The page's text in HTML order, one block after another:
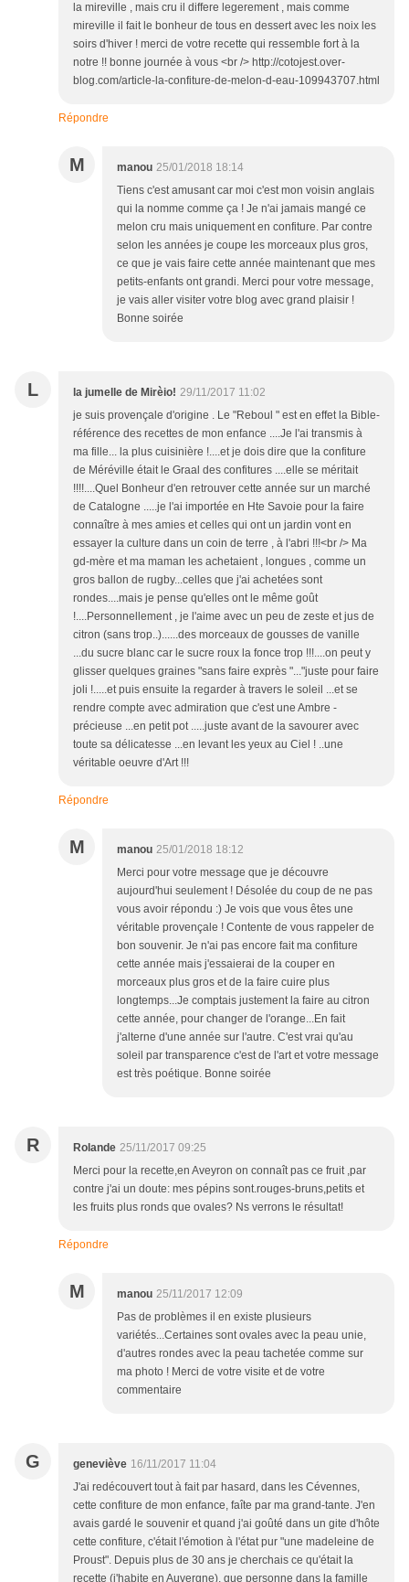
la mireville , mais cru il differe legerement , mais comme
mireville il fait le bonheur de tous en dessert avec les noix les
soirs d'hiver ! merci de votre recette qui ressemble fort à la
notre !! bonne journée à vous <br /> http://cotojest.over-
blog.com/article-la-confiture-de-melon-d-eau-109943707.html
Répondre
M manou 25/01/2018 18:14
Tiens c'est amusant car moi c'est mon voisin anglais
qui la nomme comme ça ! Je n'ai jamais mangé ce
melon cru mais uniquement en confiture. Par contre
selon les années je coupe les morceaux plus gros,
ce que je vais faire cette année maintenant que mes
petits-enfants ont grandi. Merci pour votre message,
je vais aller visiter votre blog avec grand plaisir !
Bonne soirée
L la jumelle de Mirèio! 29/11/2017 11:02
je suis provençale d'origine . Le "Reboul " est en effet la Bible-
référence des recettes de mon enfance ....Je l'ai transmis à
ma fille... la plus cuisinière !....et je dois dire que la confiture
de Méréville était le Graal des confitures ....elle se méritait
!!!!....Quel Bonheur d'en retrouver cette année sur un marché
de Catalogne .....je l'ai importée en Hte Savoie pour la faire
connaître à mes amies et celles qui ont un jardin vont en
essayer la culture dans un coin de terre , à l'abri !!!<br /> Ma
gd-mère et ma maman les achetaient , longues , comme un
gros ballon de rugby...celles que j'ai achetées sont
rondes....mais je pense qu'elles ont le même goût
!....Personnellement , je l'aime avec un peu de zeste et jus de
citron (sans trop..)......des morceaux de gousses de vanille
...du sucre blanc car le sucre roux la fonce trop !!!....on peut y
glisser quelques graines "sans faire exprès "..."juste pour faire
joli !.....et puis ensuite la regarder à travers le soleil ...et se
rendre compte avec admiration que c'est une Ambre -
précieuse ...en petit pot .....juste avant de la savourer avec
toute sa délicatesse ...en levant les yeux au Ciel ! ..une
véritable oeuvre d'Art !!!
Répondre
M manou 25/01/2018 18:12
Merci pour votre message que je découvre
aujourd'hui seulement ! Désolée du coup de ne pas
vous avoir répondu :) Je vois que vous êtes une
véritable provençale ! Contente de vous rappeler de
bon souvenir. Je n'ai pas encore fait ma confiture
cette année mais j'essaierai de la couper en
morceaux plus gros et de la faire cuire plus
longtemps...Je comptais justement la faire au citron
cette année, pour changer de l'orange...En fait
j'alterne d'une année sur l'autre. C'est vrai qu'au
soleil par transparence c'est de l'art et votre message
est très poétique. Bonne soirée
R Rolande 25/11/2017 09:25
Merci pour la recette,en Aveyron on connaît pas ce fruit ,par
contre j'ai un doute: mes pépins sont.rouges-bruns,petits et
les fruits plus ronds que ovales? Ns verrons le résultat!
Répondre
M manou 25/11/2017 12:09
Pas de problèmes il en existe plusieurs
variétés...Certaines sont ovales avec la peau unie,
d'autres rondes avec la peau tachetée comme sur
ma photo ! Merci de votre visite et de votre
commentaire
G geneviève 16/11/2017 11:04
J'ai redécouvert tout à fait par hasard, dans les Cévennes,
cette confiture de mon enfance, faîte par ma grand-tante. J'en
avais gardé le souvenir et quand j'ai goûté dans un gite d'hôte
cette confiture, c'était l'émotion à l'état pur "une madeleine de
Proust". Depuis plus de 30 ans je cherchais ce qu'était la
recette (j'habite en Auvergne), que personne dans la famille